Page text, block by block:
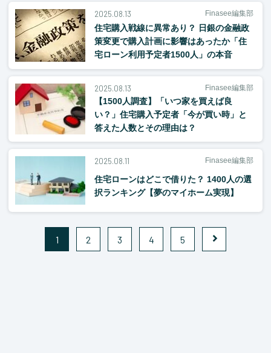
2025.08.13 Finasee編集部
住宅購入戦線に異常あり？ 日銀の金融政
策変更で購入計画に影響はあったか「住
宅ローン利用予定者1500人」の本音
2025.08.13 Finasee編集部
【1500人調査】「いつ家を買えば良
い？」住宅購入予定者「今が買い時」と
答えた人数とその理由は？
2025.08.11 Finasee編集部
住宅ローンはどこで借りた？ 1400人の選
択ランキング【夢のマイホーム実現】
1 2 3 4 5